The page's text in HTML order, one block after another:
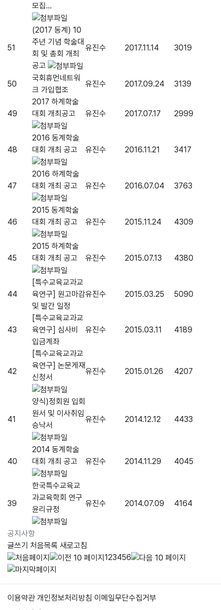
공지사항
모집...
51
(2017 동계) 10
주년 기념 학술대
회 및 총회 개최
공고
유진수 2017.11.14 3019
50
국회휴먼네트워
크 가입협조
유진수 2017.09.24 3139
49
2017 하계학술
대회 개최공고
유진수 2017.07.17 2999
48
2016 동계학술
대회 개최 공고
유진수 2016.11.21 3417
47
2016 하계학술
대회 개최 공고
유진수 2016.07.04 3763
46
2015 동계학술
대회 개최 공고
유진수 2015.11.24 4309
45
2015 하계학술
대회 개최 공고
유진수 2015.07.13 4380
44
[특수교육교과교
육연구] 원고마감
및 발간 일정
유진수 2015.03.25 5090
43
[특수교육교과교
육연구] 심사비
입금계좌
유진수 2015.03.11 4189
42
[특수교육교과교
육연구] 논문게재
신청서
유진수 2015.01.26 4207
41
양식)정회원 입회
원서 및 이사취임
승낙서
유진수 2014.12.12 4433
40
2014 동계학술
대회 개최 공고
유진수 2014.11.29 4045
39
한국특수교육교
과교육학회 연구
윤리규정
유진수 2014.07.09 4164
글쓰기 처음목록 새로고침
123456
이용약관 개인정보처리방침 이메일무단수집거부